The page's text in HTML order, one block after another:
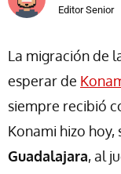
Editor Senior
La migración de
esperar de
siempre recibió
Konami hizo
Guadalajara, al